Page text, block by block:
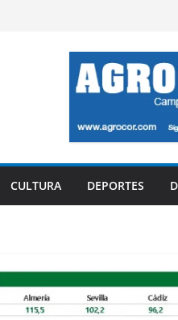
CULTURA DEPORTES